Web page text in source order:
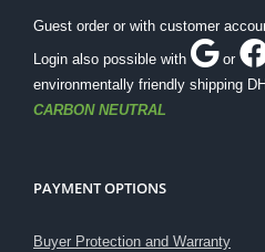
Guest order or with customer
Login also possible with
or
environmentally friendly shipping
CARBON NEUTRAL
PAYMENT OPTIONS
Buyer Protection and Warranty